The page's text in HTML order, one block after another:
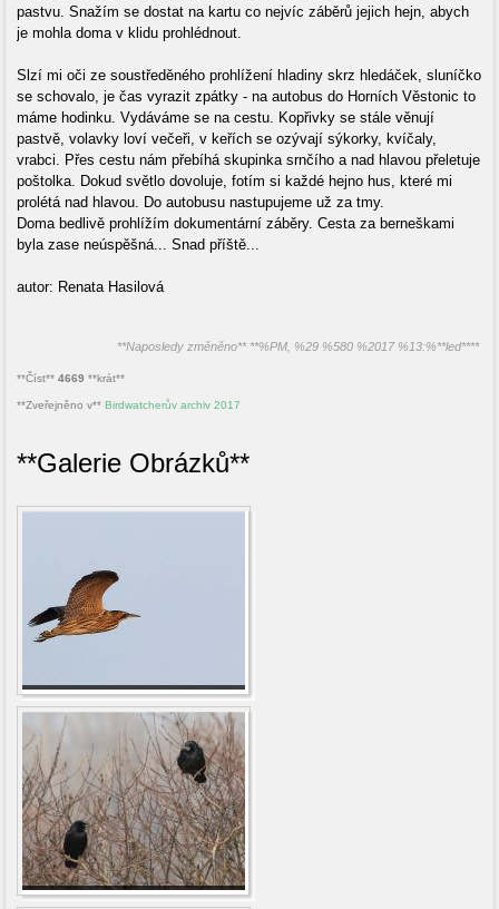
pastvu. Snažím se dostat na kartu co nejvíc záběrů jejich hejn, abych
je mohla doma v klidu prohlédnout.
Slzí mi oči ze soustředěného prohlížení hladiny skrz hledáček, sluníčko
se schovalo, je čas vyrazit zpátky - na autobus do Horních Věstonic to
máme hodinku. Vydáváme se na cestu. Kopřivky se stále věnují
pastvě, volavky loví večeři, v keřích se ozývají sýkorky, kvíčaly,
vrabci. Přes cestu nám přebíhá skupinka srnčího a nad hlavou přeletuje
poštolka. Dokud světlo dovoluje, fotím si každé hejno hus, které mi
prolétá nad hlavou. Do autobusu nastupujeme už za tmy.
Doma bedlivě prohlížím dokumentární záběry. Cesta za berneškami
byla zase neúspěšná... Snad příště...
autor: Renata Hasilová
**Naposledy změněno** **%PM, %29 %580 %2017 %13:%**led****
**Číst** 4669 **krát**
**Zveřejněno v** Birdwatcherův archiv 2017
**Galerie Obrázků**